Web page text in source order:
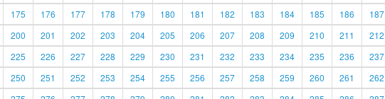
175 176 177 178 179 180 181 182 183 184 185 186 187
200 201 202 203 204 205 206 207 208 209 210 211 212
225 226 227 228 229 230 231 232 233 234 235 236 237
250 251 252 253 254 255 256 257 258 259 260 261 262